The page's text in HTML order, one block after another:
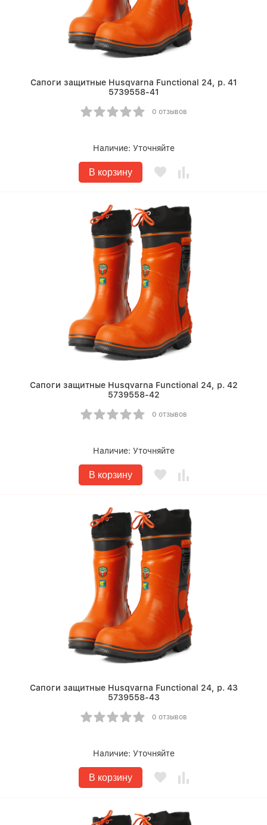
Сапоги защитные Husqvarna Functional 24, р. 41
5739558-41
0 отзывов
Наличие: Уточняйте
В корзину
Сапоги защитные Husqvarna Functional 24, р. 42
5739558-42
0 отзывов
Наличие: Уточняйте
В корзину
Сапоги защитные Husqvarna Functional 24, р. 43
5739558-43
0 отзывов
Наличие: Уточняйте
В корзину